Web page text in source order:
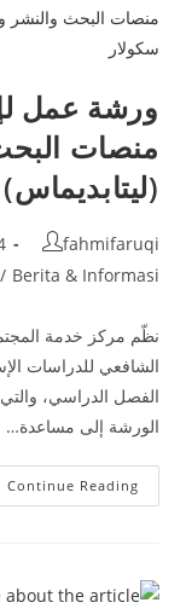
ورشة عمل
منصات
Post
author:
fahmifaruqi
Post
/ Berita & Informasi
نظّم مركز خدمة
الشافعي للدراسات
الفصل الدراسي،
الورشة إلى مساعدة…
Continue Reading